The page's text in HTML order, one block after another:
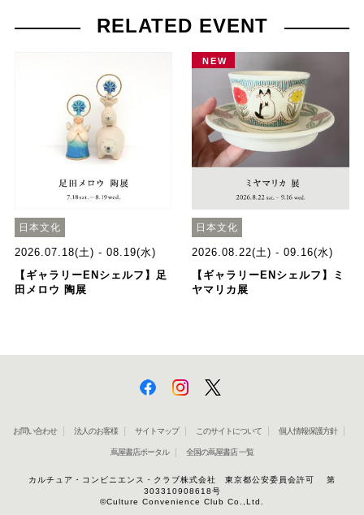
RELATED EVENT
日本文化
2026.07.18(土) - 08.19(水)
【ギャラリーENシェルフ】足
田メロウ 陶展
NEW
日本文化
2026.08.22(土) - 09.16(水)
【ギャラリーENシェルフ】ミ
ヤマリカ展
お問い合わせ 法人のお客様 サイトマップ このサイトについて 個人情報保護方針
蔦屋書店ポータル 全国の蔦屋書店 一覧
カルチュア・コンビニエンス・クラブ株式会社 東京都公安委員会許可 第
303310908618号
©Culture Convenience Club Co.,Ltd.